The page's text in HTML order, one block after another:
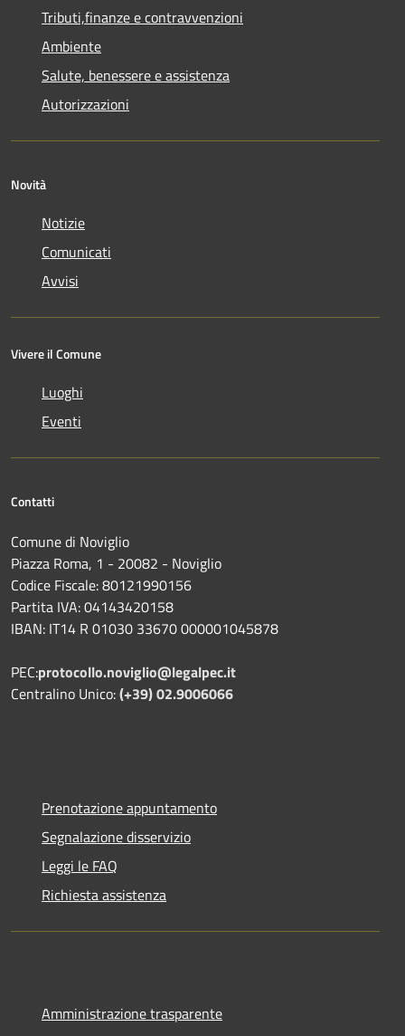
Tributi,finanze e contravvenzioni
Ambiente
Salute, benessere e assistenza
Autorizzazioni
Novità
Notizie
Comunicati
Avvisi
Vivere il Comune
Luoghi
Eventi
Contatti
Comune di Noviglio
Piazza Roma, 1 - 20082 - Noviglio
Codice Fiscale: 80121990156
Partita IVA: 04143420158
IBAN: IT14 R 01030 33670 000001045878
PEC:protocollo.noviglio@legalpec.it
Centralino Unico:(+39) 02.9006066
Prenotazione appuntamento
Segnalazione disservizio
Leggi le FAQ
Richiesta assistenza
Amministrazione trasparente